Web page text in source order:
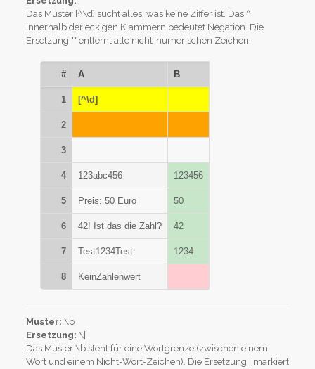
Das Muster [^\d] sucht alles, was keine Ziffer ist. Das ^
innerhalb der eckigen Klammern bedeutet Negation. Die
Ersetzung "" entfernt alle nicht-numerischen Zeichen.
# A B
1 [^\d]
2
3
4 123abc456 123456
5 Preis: 50 Euro 50
6 42! Ist das die Zahl? 42
7 Test1234Test 1234
8 KeinZahlenwert
Muster: \b
Ersetzung: \|
Das Muster \b steht für eine Wortgrenze (zwischen einem
Wort und einem Nicht-Wort-Zeichen). Die Ersetzung | markiert